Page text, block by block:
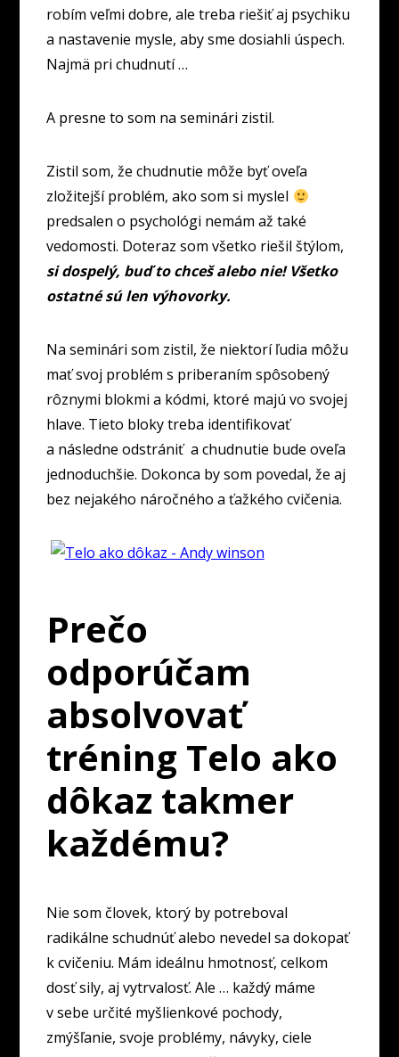
robím veľmi dobre, ale treba riešiť aj psychiku
a nastavenie mysle, aby sme dosiahli úspech.
Najmä pri chudnutí …
A presne to som na seminári zistil.
Zistil som, že chudnutie môže byť oveľa
zložitejší problém, ako som si myslel
predsalen o psychológi nemám až také
vedomosti. Doteraz som všetko riešil štýlom,
si dospelý, buď to chceš alebo nie! Všetko
ostatné sú len výhovorky.
Na seminári som zistil, že niektorí ľudia môžu
mať svoj problém s priberaním spôsobený
rôznymi blokmi a kódmi, ktoré majú vo svojej
hlave. Tieto bloky treba identifikovať
a následne odstrániť a chudnutie bude oveľa
jednoduchšie. Dokonca by som povedal, že aj
bez nejakého náročného a ťažkého cvičenia.
Prečo
odporúčam
absolvovať
tréning Telo ako
dôkaz takmer
každému?
Nie som človek, ktorý by potreboval
radikálne schudnúť alebo nevedel sa dokopať
k cvičeniu. Mám ideálnu hmotnosť, celkom
dosť sily, aj vytrvalosť. Ale … každý máme
v sebe určité myšlienkové pochody,
zmýšľanie, svoje problémy, návyky, ciele